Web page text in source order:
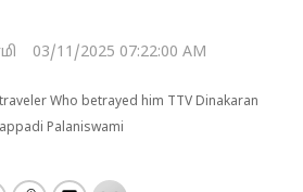
03/11/2025 07:22:00 AM
Who betrayed him TTV Dinakaran
Palaniswami